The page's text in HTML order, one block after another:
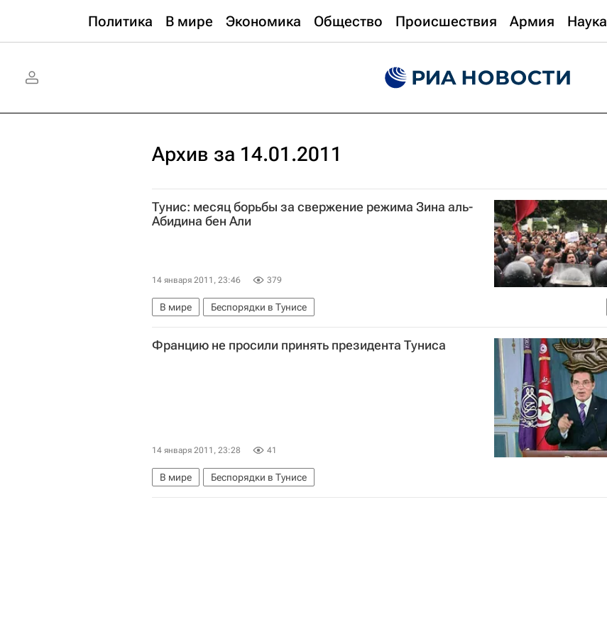
Политика В мире Экономика Общество Происшествия Армия Наука
Архив за 14.01.2011
Тунис: месяц борьбы за свержение режима Зина аль-
Абидина бен Али
14 января 2011, 23:46 379
В мире
Беспорядки в Тунисе
Политическая ситуация в Тунисе после свержения президента
Францию не просили принять президента Туниса
14 января 2011, 23:28 41
В мире Беспорядки в Тунисе